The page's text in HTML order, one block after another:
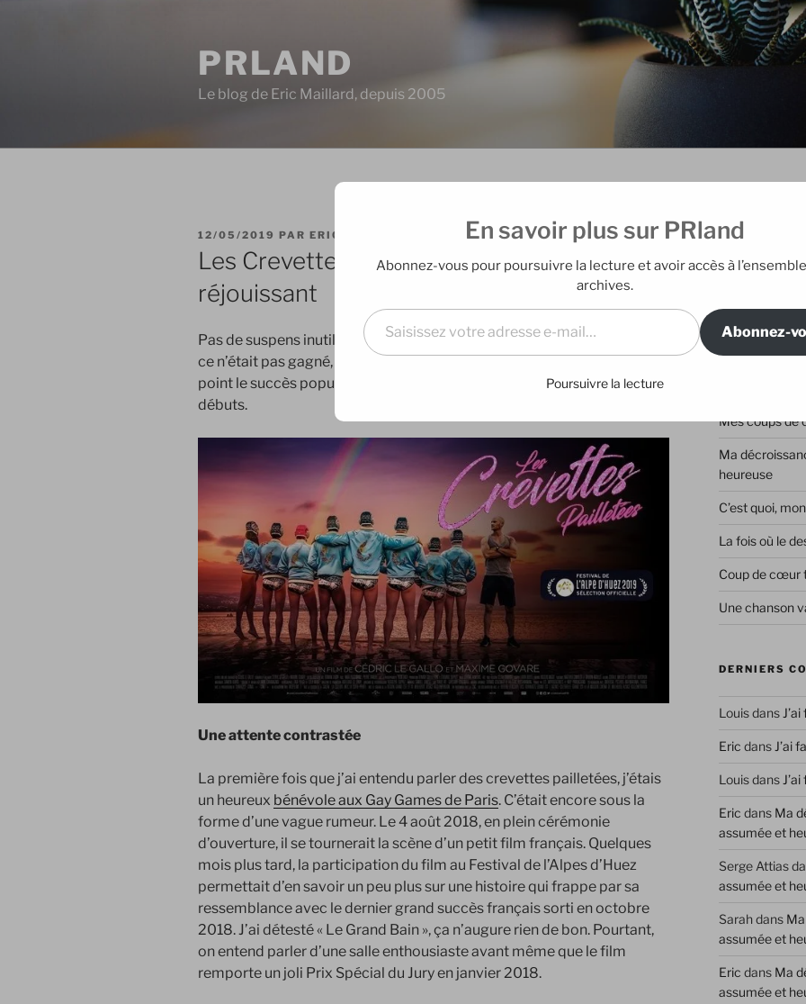
PRLAND
Le blog de Eric Maillard, depuis 2005
PUBLIÉ
LE
12/05/2019 PAR ERIC
Les Crevettes Pailletées : un succès
réjouissant
Pas de suspens inutile : j’ai adoré « Les crevettes pailletées » ! Pourtant,
ce n’était pas gagné, loin de là. Après avoir vu le film, on mesure à quel
point le succès populaire, particulièrement réjouissant, n’en est qu’à ses
débuts.
Une attente contrastée
La première fois que j’ai entendu parler des crevettes pailletées, j’étais
un heureux bénévole aux Gay Games de Paris. C’était encore sous la
forme d’une vague rumeur. Le 4 août 2018, en plein cérémonie
d’ouverture, il se tournerait la scène d’un petit film français. Quelques
mois plus tard, la participation du film au Festival de l’Alpes d’Huez
permettait d’en savoir un peu plus sur une histoire qui frappe par sa
ressemblance avec le dernier grand succès français sorti en octobre
2018. J’ai détesté « Le Grand Bain », ça n’augure rien de bon. Pourtant,
on entend parler d’une salle enthousiaste avant même que le film
remporte un joli Prix Spécial du Jury en janvier 2018.
EDITO
Blog édité par
Mes coups de
Ma
heureuse
C’est quoi,
La fois où le
Coup de cœur
Une chanson
DERNIERS
Louisdans
Eric dans J’ai
Louisdans
Eric dans Ma
assumée et
Serge Attias
assumée et
Sarahdans
assumée et
Eric dans Ma
assumée et
En savoir plus sur PRland
Abonnez-vous pour poursuivre la lecture et avoir accès à
archives.
Saisissez votre adresse e-mail…
Abonnez-
Poursuivre la lecture